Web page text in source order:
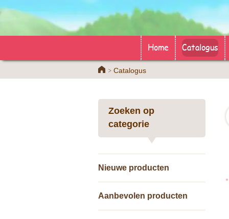
Home Catalogus
HomeCatalogus
Zoeken op
categorie
Nieuwe producten
Aanbevolen producten